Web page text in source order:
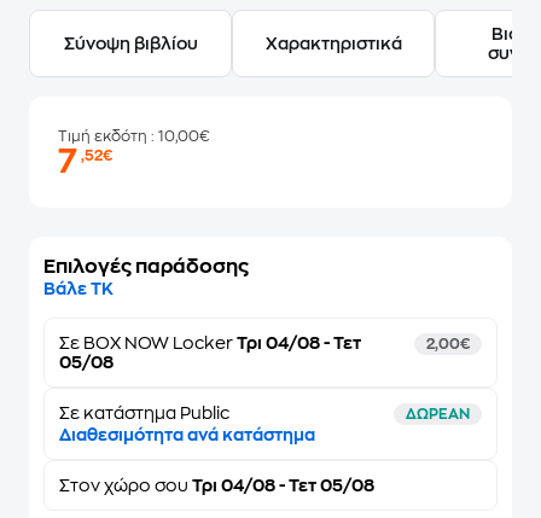
Σύνοψη βιβλίου Χαρακτηριστικά
Τιμή εκδότη : 10,00€
7,52€
Επιλογές παράδοσης
Βάλε ΤΚ
Σε BOX NOW Locker Τρι 04/08 - Τετ
05/08
2,00€
Σε κατάστημα Public ΔΩΡΕΑΝ
Διαθεσιμότητα ανά κατάστημα
Στον χώρο σου Τρι 04/08 - Τετ 05/08